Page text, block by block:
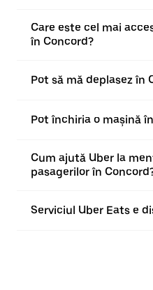
Care este cel mai
în Concord?
Pot să mă deplasez în
Pot închiria o mașină
Cum ajută Uber la
pasagerilor în
Serviciul Uber Eats e